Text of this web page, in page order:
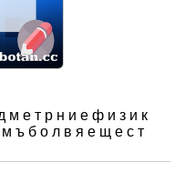
м е т р н и е ф и з и к
м ъ б о л в я е щ е с т